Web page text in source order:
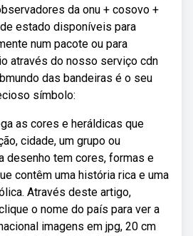
da onu + cosovo +
estado disponíveis para
num pacote ou para
através do nosso serviço cdn
das bandeiras é o seu
símbolo:
as cores e heráldicas que
cidade, um grupo ou
desenho tem cores, formas e
contêm uma história rica e uma
Através deste artigo,
o nome do país para ver a
imagens em jpg, 20 cm